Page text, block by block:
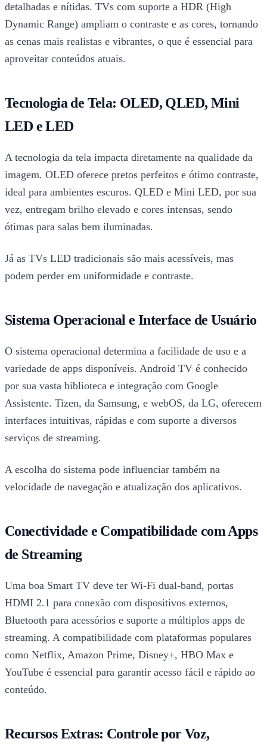
detalhadas e nítidas. TVs com suporte a HDR (High
Dynamic Range) ampliam o contraste e as cores, tornando
as cenas mais realistas e vibrantes, o que é essencial para
aproveitar conteúdos atuais.
Tecnologia de Tela: OLED, QLED, Mini
LED e LED
A tecnologia da tela impacta diretamente na qualidade da
imagem. OLED oferece pretos perfeitos e ótimo contraste,
ideal para ambientes escuros. QLED e Mini LED, por sua
vez, entregam brilho elevado e cores intensas, sendo
ótimas para salas bem iluminadas.
Já as TVs LED tradicionais são mais acessíveis, mas
podem perder em uniformidade e contraste.
Sistema Operacional e Interface de Usuário
O sistema operacional determina a facilidade de uso e a
variedade de apps disponíveis. Android TV é conhecido
por sua vasta biblioteca e integração com Google
Assistente. Tizen, da Samsung, e webOS, da LG, oferecem
interfaces intuitivas, rápidas e com suporte a diversos
serviços de streaming.
A escolha do sistema pode influenciar também na
velocidade de navegação e atualização dos aplicativos.
Conectividade e Compatibilidade com Apps
de Streaming
Uma boa Smart TV deve ter Wi-Fi dual-band, portas
HDMI 2.1 para conexão com dispositivos externos,
Bluetooth para acessórios e suporte a múltiplos apps de
streaming. A compatibilidade com plataformas populares
como Netflix, Amazon Prime, Disney+, HBO Max e
YouTube é essencial para garantir acesso fácil e rápido ao
conteúdo.
Recursos Extras: Controle por Voz,